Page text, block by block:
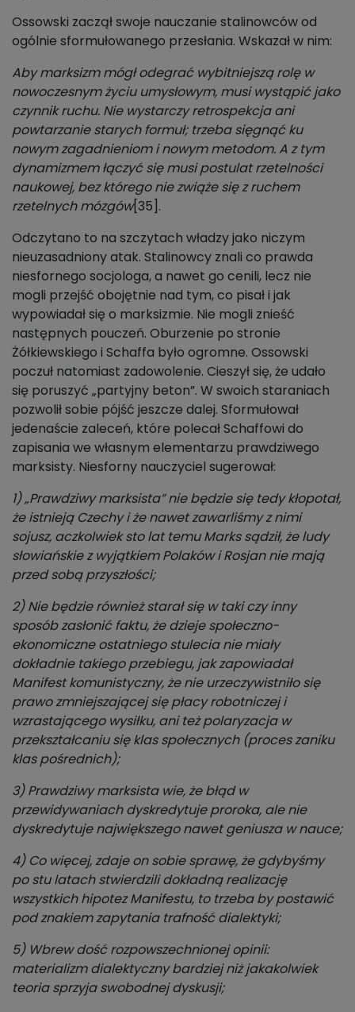
Ossowski zaczął swoje nauczanie stalinowców od
ogólnie sformułowanego przesłania. Wskazał w nim:
Aby marksizm mógł odegrać wybitniejszą rolę w
nowoczesnym życiu umysłowym, musi wystąpić jako
czynnik ruchu. Nie wystarczy retrospekcja ani
powtarzanie starych formuł; trzeba sięgnąć ku
nowym zagadnieniom i nowym metodom. A z tym
dynamizmem łączyć się musi postulat rzetelności
naukowej, bez którego nie zwiąże się z ruchem
rzetelnych mózgów[35].
Odczytano to na szczytach władzy jako niczym
nieuzasadniony atak. Stalinowcy znali co prawda
niesfornego socjologa, a nawet go cenili, lecz nie
mogli przejść obojętnie nad tym, co pisał i jak
wypowiadał się o marksizmie. Nie mogli znieść
następnych pouczeń. Oburzenie po stronie
Żółkiewskiego i Schaffa było ogromne. Ossowski
poczuł natomiast zadowolenie. Cieszył się, że udało
się poruszyć „partyjny beton”. W swoich staraniach
pozwolił sobie pójść jeszcze dalej. Sformułował
jedenaście zaleceń, które polecał Schaffowi do
zapisania we własnym elementarzu prawdziwego
marksisty. Niesforny nauczyciel sugerował:
1) „Prawdziwy marksista” nie będzie się tedy kłopotał,
że istnieją Czechy i że nawet zawarliśmy z nimi
sojusz, aczkolwiek sto lat temu Marks sądził, że ludy
słowiańskie z wyjątkiem Polaków i Rosjan nie mają
przed sobą przyszłości;
2) Nie będzie również starał się w taki czy inny
sposób zasłonić faktu, że dzieje społeczno-
ekonomiczne ostatniego stulecia nie miały
dokładnie takiego przebiegu, jak zapowiadał
Manifest komunistyczny, że nie urzeczywistniło się
prawo zmniejszającej się płacy robotniczej i
wzrastającego wysiłku, ani też polaryzacja w
przekształcaniu się klas społecznych (proces zaniku
klas pośrednich);
3) Prawdziwy marksista wie, że błąd w
przewidywaniach dyskredytuje proroka, ale nie
dyskredytuje największego nawet geniusza w nauce;
4) Co więcej, zdaje on sobie sprawę, że gdybyśmy
po stu latach stwierdzili dokładną realizację
wszystkich hipotez Manifestu, to trzeba by postawić
pod znakiem zapytania trafność dialektyki;
5) Wbrew dość rozpowszechnionej opinii:
materializm dialektyczny bardziej niż jakakolwiek
teoria sprzyja swobodnej dyskusji;